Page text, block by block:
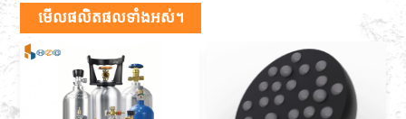
មើលផលិតផលទាំងអស់។